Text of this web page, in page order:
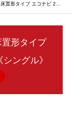
力 単相200V 《シングル》ハイグレードタイプ
形タイプ
ングル》